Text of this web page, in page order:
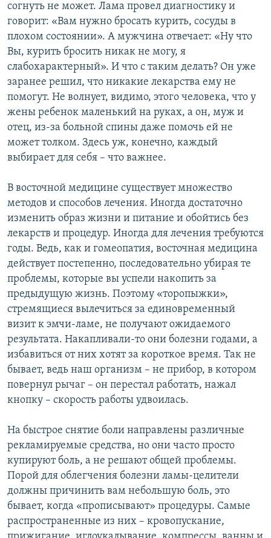
согнуть не может. Лама провел диагностику и
говорит: «Вам нужно бросать курить, сосуды в
плохом состоянии». А мужчина отвечает: «Ну что
Вы, курить бросить никак не могу, я
слабохарактерный». И что с таким делать? Он уже
заранее решил, что никакие лекарства ему не
помогут. Не волнует, видимо, этого человека, что у
жены ребенок маленький на руках, а он, муж и
отец, из-за больной спины даже помочь ей не
может толком. Здесь уж, конечно, каждый
выбирает для себя – что важнее.
В восточной медицине существует множество
методов и способов лечения. Иногда достаточно
изменить образ жизни и питание и обойтись без
лекарств и процедур. Иногда для лечения требуются
годы. Ведь, как и гомеопатия, восточная медицина
действует постепенно, последовательно убирая те
проблемы, которые вы успели накопить за
предыдущую жизнь. Поэтому «торопыжки»,
стремящиеся вылечиться за единовременный
визит к эмчи-ламе, не получают ожидаемого
результата. Накапливали-то они болезни годами, а
избавиться от них хотят за короткое время. Так не
бывает, ведь наш организм – не прибор, в котором
повернул рычаг – он перестал работать, нажал
кнопку – скорость работы удвоилась.
На быстрое снятие боли направлены различные
рекламируемые средства, но они часто просто
купируют боль, а не решают общей проблемы.
Порой для облегчения болезни ламы-целители
должны причинить вам небольшую боль, это
бывает, когда «прописывают» процедуры. Самые
распространенные из них – кровопускание,